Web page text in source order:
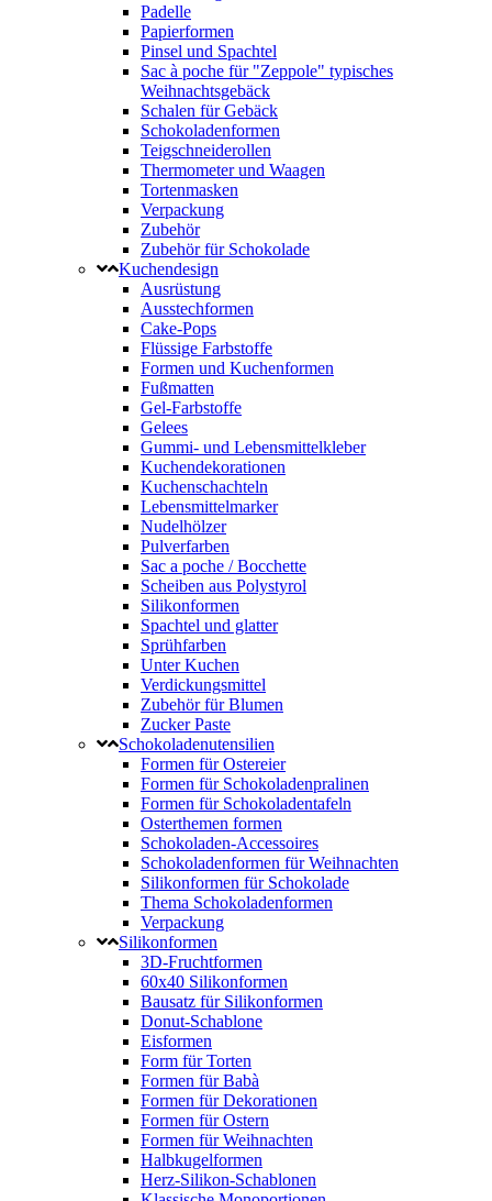
Padelle
Papierformen
Pinsel und Spachtel
Sac à poche für "Zeppole" typisches
Weihnachtsgebäck
Schalen für Gebäck
Schokoladenformen
Teigschneiderollen
Thermometer und Waagen
Tortenmasken
Verpackung
Zubehör
Zubehör für Schokolade
Kuchendesign
Ausrüstung
Ausstechformen
Cake-Pops
Flüssige Farbstoffe
Formen und Kuchenformen
Fußmatten
Gel-Farbstoffe
Gelees
Gummi- und Lebensmittelkleber
Kuchendekorationen
Kuchenschachteln
Lebensmittelmarker
Nudelhölzer
Pulverfarben
Sac a poche / Bocchette
Scheiben aus Polystyrol
Silikonformen
Spachtel und glatter
Sprühfarben
Unter Kuchen
Verdickungsmittel
Zubehör für Blumen
Zucker Paste
Schokoladenutensilien
Formen für Ostereier
Formen für Schokoladenpralinen
Formen für Schokoladentafeln
Osterthemen formen
Schokoladen-Accessoires
Schokoladenformen für Weihnachten
Silikonformen für Schokolade
Thema Schokoladenformen
Verpackung
Silikonformen
3D-Fruchtformen
60x40 Silikonformen
Bausatz für Silikonformen
Donut-Schablone
Eisformen
Form für Torten
Formen für Babà
Formen für Dekorationen
Formen für Ostern
Formen für Weihnachten
Halbkugelformen
Herz-Silikon-Schablonen